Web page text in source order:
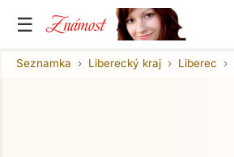
☰ Známost
Seznamka Liberecký kraj Liberec